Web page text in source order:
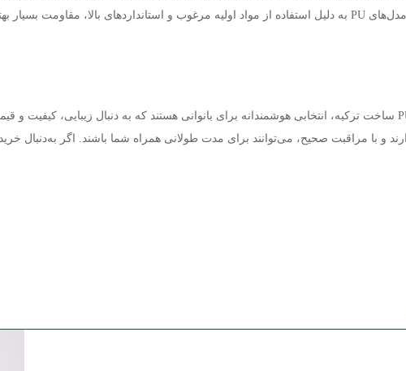
PU به دلیل استفاده از مواد اولیه مرغوب و استانداردهای بالا، مقاومت
ساخت ترکیه، انتخابی هوشمندانه برای بانوانی هستند که به دنبال زیبایی،
و با مراقبت صحیح، می‌توانند برای مدت طولانی همراه شما باشند. اگر